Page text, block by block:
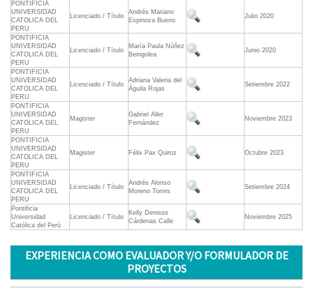
PONTIFICIA
UNIVERSIDAD
CATOLICA DEL
PERU
Licenciado / Título
Andrés Mariano
Espinoza Bueno
Julio 2020
PONTIFICIA
UNIVERSIDAD
CATOLICA DEL
PERU
Licenciado / Título
María Paula Núñez
Beingolea
Junio 2020
PONTIFICIA
UNIVERSIDAD
CATOLICA DEL
PERU
Licenciado / Título
Adriana Valeria del
Águila Rojas
Setiembre 2022
PONTIFICIA
UNIVERSIDAD
CATOLICA DEL
PERU
Magister
Gabriel Aller
Fernández
Noviembre 2023
PONTIFICIA
UNIVERSIDAD
CATOLICA DEL
PERU
Magister Félix Pax Quiroz Octubre 2023
PONTIFICIA
UNIVERSIDAD
CATOLICA DEL
PERU
Licenciado / Título
Andrés Alonso
Moreno Torres
Setiembre 2024
Pontificia
Universidad
Católica del Perú
Licenciado / Título
Kelly Denisse
Cárdenas Calle
Noviembre 2025
EXPERIENCIA COMO EVALUADOR Y/O FORMULADOR DE
PROYECTOS